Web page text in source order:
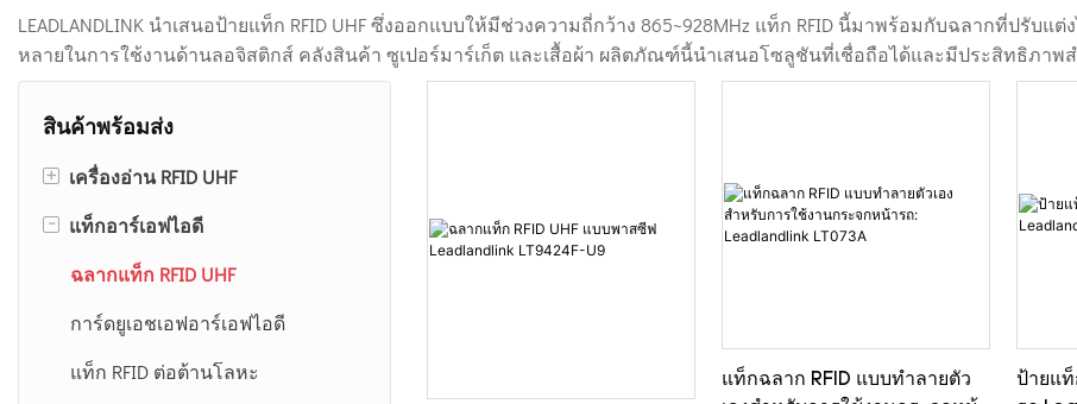
LEADLANDLINK นำเสนอป้ายแท็ก RFID UHF ซึ่งออกแบบให้มีช่วงความถี่กว้าง 865~928MHz แท็ก RFID นี้มาพร้อมกับฉลากที่ปรั
หลายในการใช้งานด้านลอจิสติกส์ คลังสินค้า ซูเปอร์มาร์เก็ต และเสื้อผ้า ผลิตภัณฑ์นี้นำเสนอโซลูชันที่เชื่อถือได้และมีประสิทธิภา
สินค้าพร้อมส่ง
+ เครื่องอ่าน RFID UHF
เครื่องอ่าน RFID UHF ในตัว
เครื่องอ่าน RFID UHF บนเดสก์ท็อป
เครื่องอ่าน RFID แบบมือถือ UHF
โมดูลเครื่องอ่าน RFID UHF
-
แท็กอาร์เอฟไอดี
ฉลากแท็ก RFID UHF
การ์ดยูเอชเอฟอาร์เอฟไอดี
แท็ก RFID ต่อต้านโลหะ
แท็กฉลาก RFID แบบทำลายตัว
ป้ายแท็